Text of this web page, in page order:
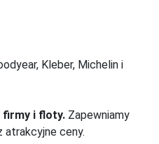
Kleber, Michelin i
firmy i floty. Zapewniamy
atrakcyjne ceny.